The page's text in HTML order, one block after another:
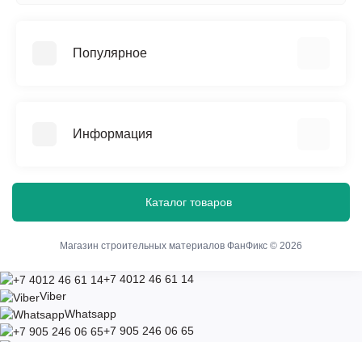
Популярное
Фанера комбинированная
Информация
Согласие на обработку персональных данных
Самовывоз
Контакты
Возврат товара
Акции
Каталог товаров
Магазин строительных материалов ФанФикс © 2026
+7 4012 46 61 14
Viber
Whatsapp
+7 905 246 06 65